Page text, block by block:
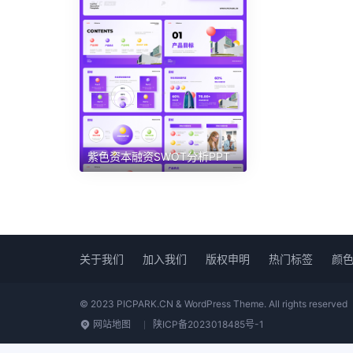
紫色资本融资SWOT分析PPT
关于我们 加入我们 版权申明 热门标签 颜
© 2023 PICPARK.CN & WordPress Theme. All rights reserved
网站地图
陕ICP备2023018485号-1